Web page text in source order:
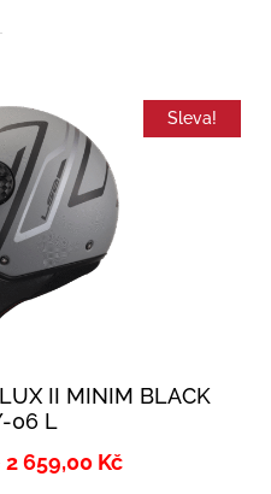
Sleva!
II MINIM BLACK
06 L
2 659,00 Kč